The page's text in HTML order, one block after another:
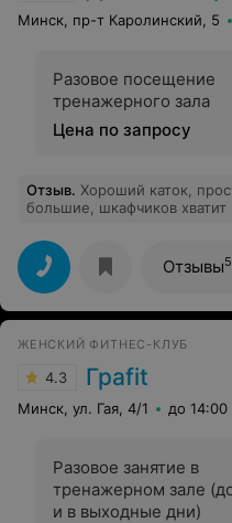
Минск, пр-т Каролинский, 5
Разовое посещение
тренажерного зала
Цена по запросу
Отзыв. Хороший каток,
большие, шкафчиков
коньках с детьми сходить
размятся в тренажёрный зал
Отзывы5
ЖЕНСКИЙ ФИТНЕС-КЛУБ
4.3 Граfit
Минск, ул. Гая, 4/1 до 14:00
Разовое занятие в
тренажерном зале
и в выходные дни)